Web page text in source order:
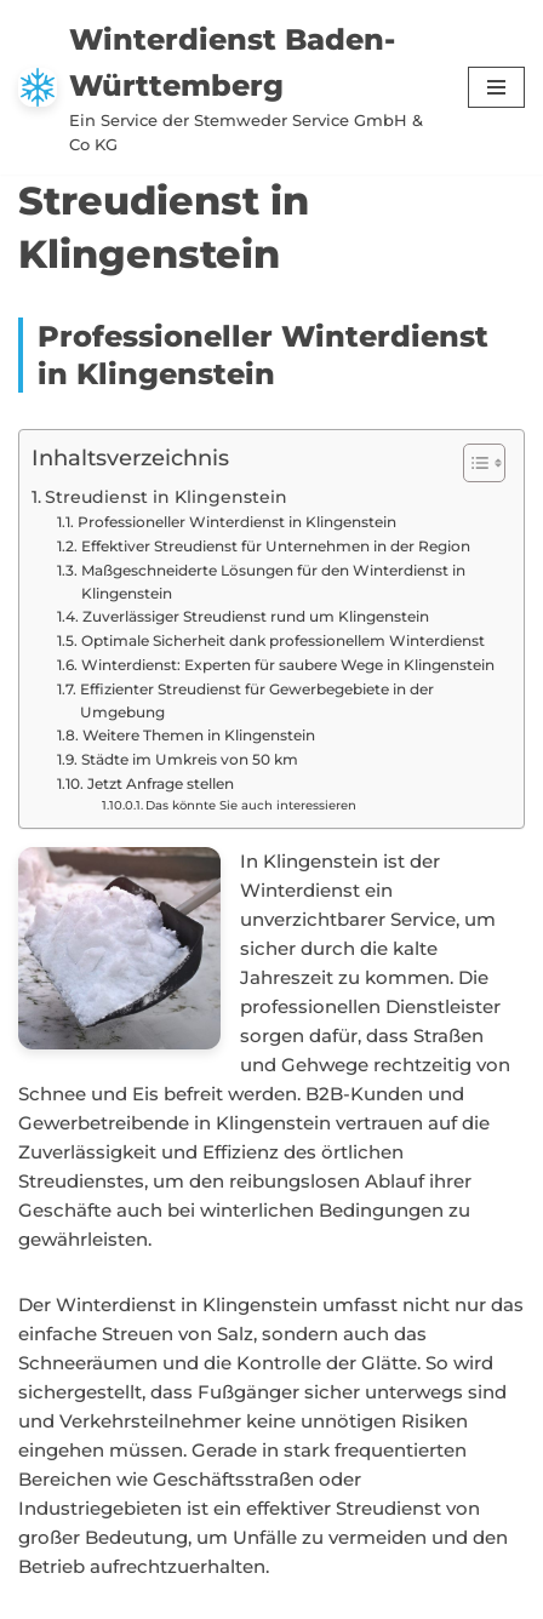
Zum
Inhalt
springen
Winterdienst Baden-
Württemberg
Ein Service der Stemweder Service GmbH &
Co KG
Streudienst in
Klingenstein
Professioneller Winterdienst
in Klingenstein
Inhaltsverzeichnis
Streudienst in Klingenstein
Professioneller Winterdienst in Klingenstein
Effektiver Streudienst für Unternehmen in der Region
Maßgeschneiderte Lösungen für den Winterdienst in
Klingenstein
Zuverlässiger Streudienst rund um Klingenstein
Optimale Sicherheit dank professionellem Winterdienst
Winterdienst: Experten für saubere Wege in Klingenstein
Effizienter Streudienst für Gewerbegebiete in der
Umgebung
Weitere Themen in Klingenstein
Städte im Umkreis von 50 km
Jetzt Anfrage stellen
Das könnte Sie auch interessieren
In Klingenstein ist der
Winterdienst ein
unverzichtbarer Service, um
sicher durch die kalte
Jahreszeit zu kommen. Die
professionellen Dienstleister
sorgen dafür, dass Straßen
und Gehwege rechtzeitig von
Schnee und Eis befreit werden. B2B-Kunden und
Gewerbetreibende in Klingenstein vertrauen auf die
Zuverlässigkeit und Effizienz des örtlichen
Streudienstes, um den reibungslosen Ablauf ihrer
Geschäfte auch bei winterlichen Bedingungen zu
gewährleisten.
Der Winterdienst in Klingenstein umfasst nicht nur das
einfache Streuen von Salz, sondern auch das
Schneeräumen und die Kontrolle der Glätte. So wird
sichergestellt, dass Fußgänger sicher unterwegs sind
und Verkehrsteilnehmer keine unnötigen Risiken
eingehen müssen. Gerade in stark frequentierten
Bereichen wie Geschäftsstraßen oder
Industriegebieten ist ein effektiver Streudienst von
großer Bedeutung, um Unfälle zu vermeiden und den
Betrieb aufrechtzuerhalten.